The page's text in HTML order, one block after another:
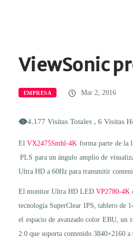
ViewSonic
EMPRESA Mar 2, 2016
4.177 Visitas Totales , 6 Visitas
ElVX2475Smhl-4K forma parte de la
PLS para un ángulo amplio de
Ultra HD a 60Hz para transmitir
El monitor Ultra HD LEDVP2780-4K
tecnología SuperClear IPS, tablero de
el espacio de avanzado color EBU, un
2.0 que soporta contenido 3840×2160